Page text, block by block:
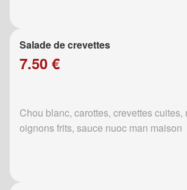
Salade de crevettes
7.50 €
Chou blanc, carottes, crevettes cuites,
oignons frits, sauce nuoc man maison